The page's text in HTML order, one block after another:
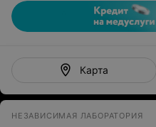
Карта
НЕЗАВИСИМАЯ ЛАБОРАТОРИЯ